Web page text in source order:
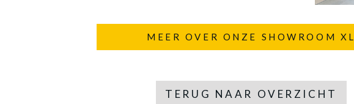
MEER OVER ONZE SHOWROOM XL
TERUG NAAR OVERZICHT